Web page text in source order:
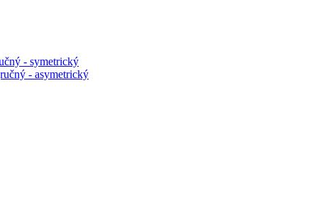
- symetrický
- asymetrický